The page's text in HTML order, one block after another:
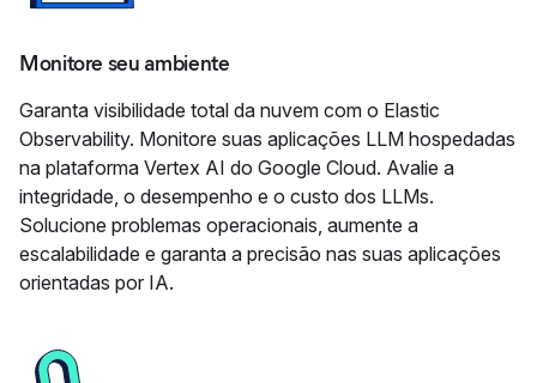
Monitore seu ambiente
Garanta visibilidade total da nuvem com o Elastic
Observability. Monitore suas aplicações LLM hospedadas
na plataforma Vertex AI do Google Cloud. Avalie a
integridade, o desempenho e o custo dos LLMs.
Solucione problemas operacionais, aumente a
escalabilidade e garanta a precisão nas suas aplicações
orientadas por IA.